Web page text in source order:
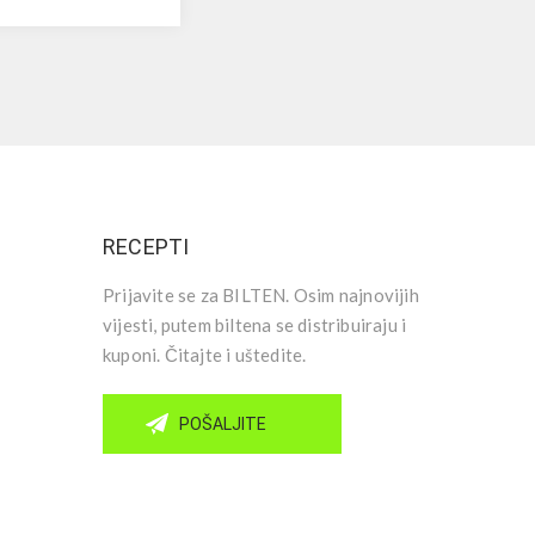
RECEPTI
Prijavite se za BILTEN. Osim najnovijih
vijesti, putem biltena se distribuiraju i
kuponi. Čitajte i uštedite.
POŠALJITE